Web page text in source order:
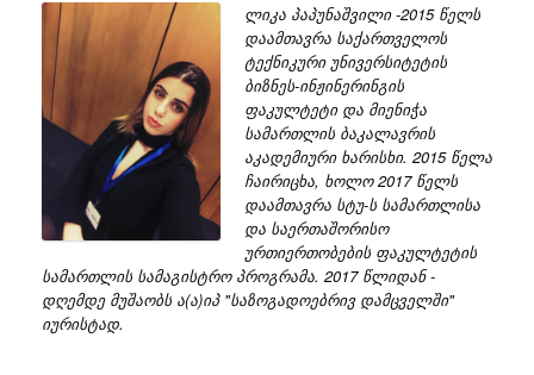
ლიკა პაპუნაშვილი -2015 წელს
დაამთავრა საქართველოს
ტექნიკური უნივერსიტეტის
ბიზნეს-ინჟინერინგის
ფაკულტეტი და მიენიჭა
სამართლის ბაკალავრის
აკადემიური ხარისხი. 2015 წელა
ჩაირიცხა, ხოლო 2017 წელს
დაამთავრა სტუ-ს სამართლისა
და საერთაშორისო
ურთიერთობების ფაკულტეტის
სამართლის სამაგისტრო პროგრამა. 2017 წლიდან -
დღემდე მუშაობს ა(ა)იპ "საზოგადოებრივ დამცველში"
იურისტად.